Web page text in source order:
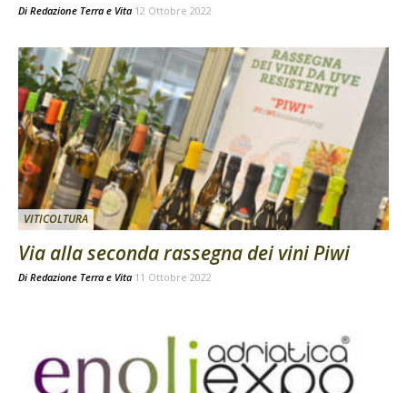
Di Redazione Terra e Vita 12 Ottobre 2022
VITICOLTURA
Via alla seconda rassegna dei vini Piwi
Di Redazione Terra e Vita 11 Ottobre 2022